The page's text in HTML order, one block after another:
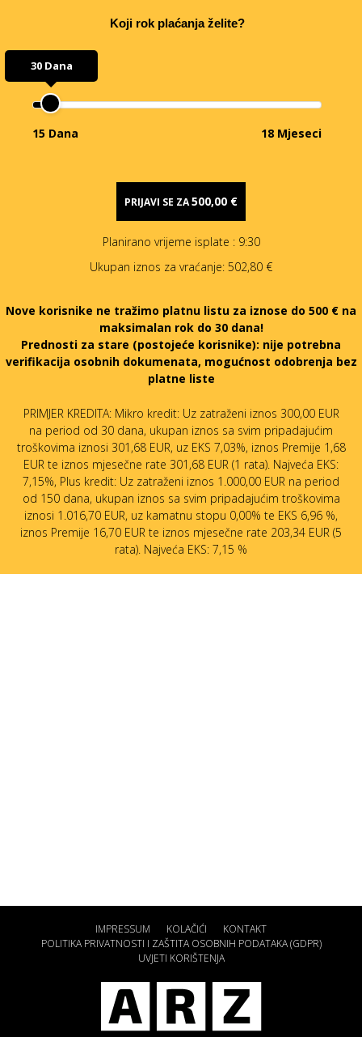
Koji rok plaćanja želite?
30 Dana
15 Dana 18 Mjeseci
PRIJAVI SE ZA500,00 €
Planirano vrijeme isplate : 9:30
Ukupan iznos za vraćanje: 502,80 €
Nove korisnike ne tražimo platnu listu za iznose do 500 € na
maksimalan rok do 30 dana!
Prednosti za stare (postojeće korisnike): nije potrebna
verifikacija osobnih dokumenata, mogućnost odobrenja bez
platne liste
PRIMJER KREDITA: Mikro kredit: Uz zatraženi iznos 300,00 EUR
na period od 30 dana, ukupan iznos sa svim pripadajućim
troškovima iznosi 301,68 EUR, uz EKS 7,03%, iznos Premije 1,68
EUR te iznos mjesečne rate 301,68 EUR (1 rata). Najveća EKS:
7,15%, Plus kredit: Uz zatraženi iznos 1.000,00 EUR na period
od 150 dana, ukupan iznos sa svim pripadajućim troškovima
iznosi 1.016,70 EUR, uz kamatnu stopu 0,00% te EKS 6,96 %,
iznos Premije 16,70 EUR te iznos mjesečne rate 203,34 EUR (5
rata). Najveća EKS: 7,15 %
IMPRESSUM KOLAČIĆI
KONTAKT
POLITIKA PRIVATNOSTI I ZAŠTITA OSOBNIH PODATAKA (GDPR)
UVJETI KORIŠTENJA